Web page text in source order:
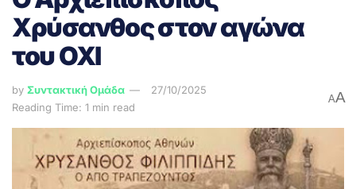
Χρύσανθος στον αγώνα
του ΟΧΙ
by Συντακτική Ομάδα
27/10/2025
Reading Time: 1 min read
AA